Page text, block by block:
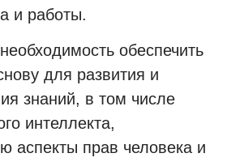
и работы.
обеспечить
для развития и
знаний, в том числе
интеллекта,
аспекты прав человека и